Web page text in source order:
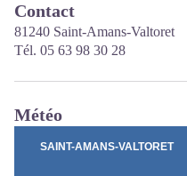
Contact
81240 Saint-Amans-Valtoret
Tél. 05 63 98 30 28
Météo